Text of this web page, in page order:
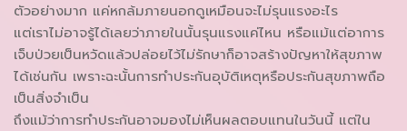
ตัวอย่างมาก แค่หกล้มภายนอกดูเหมือนจะไม่รุนแรงอะไร
แต่เราไม่อาจรู้ได้เลยว่าภายในนั้นรุนแรงแค่ไหน หรือแม้แต่อาการ
เจ็บป่วยเป็นหวัดแล้วปล่อยไว้ไม่รักษาก็อาจสร้างปัญหาให้สุขภาพ
ได้เช่นกัน เพราะฉะนั้นการทำประกันอุบัติเหตุหรือประกันสุขภาพถือ
เป็นสิ่งจำเป็น
ถึงแม้ว่าการทำประกันอาจมองไม่เห็นผลตอบแทนในวันนี้ แต่ใน